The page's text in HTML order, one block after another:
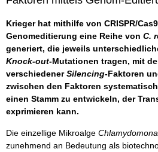
Krieger hat mithilfe von CRISPR/
Genomeditierung eine Reihe von C.
generiert, die jeweils
Knock-out-Mutationen tragen, mit
verschiedenerSilencing-Faktoren
zwischen den Faktoren
einen Stamm zu entwickeln, der
exprimieren kann.
Die einzellige Mikroalge
zunehmend an Bedeutung als